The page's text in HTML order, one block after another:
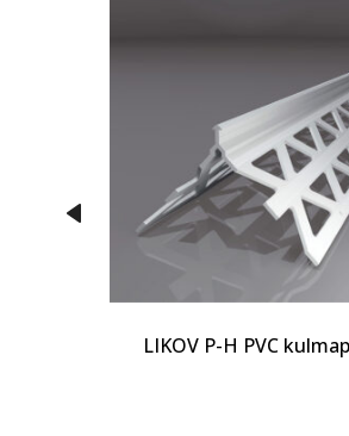
LIKOV P-H PVC